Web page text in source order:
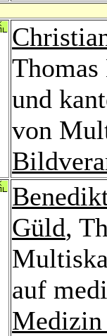
und
von
Güld,
auf
Medizin